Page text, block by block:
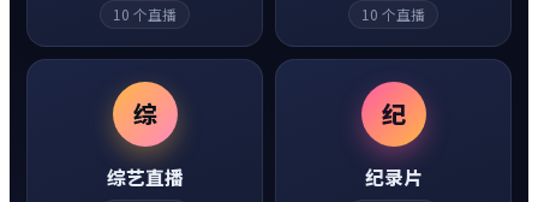
10 个直播 10 个直播
综
综艺直播
纪
纪录片